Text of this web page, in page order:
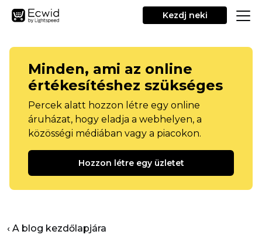
Kezdj neki
Minden, ami az online
értékesítéshez szükséges
Percek alatt hozzon létre egy online
áruházat, hogy eladja a webhelyen, a
közösségi médiában vagy a piacokon.
Hozzon létre egy üzletet
‹ A blog kezdőlapjára